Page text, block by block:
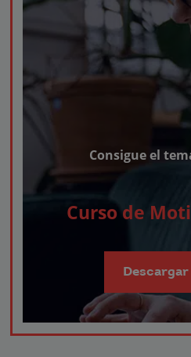
Consigue el
Curso de